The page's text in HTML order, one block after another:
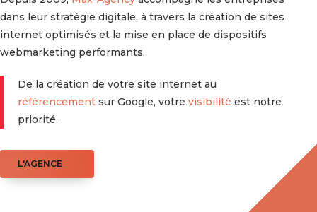
dans leur stratégie digitale, à travers la création de sites
internet optimisés et la mise en place de dispositifs
webmarketing performants.
De la création de votre site internet au
référencement sur Google, votre visibilité est notre
priorité.
L'AGENCE